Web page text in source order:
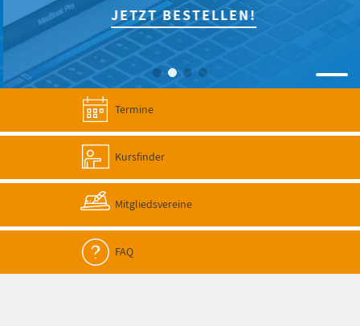
JETZT BESTELLEN!
Termine
Kursfinder
Mitgliedsvereine
FAQ